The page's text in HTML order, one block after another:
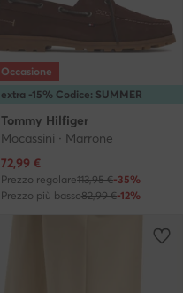
extra -15% Codice: SUMMER
Occasione
Tommy Hilfiger
Mocassini · Marrone
Prezzo attuale
72,99 €
Prezzo regolare113,95 €-35%
Prezzo più basso82,99 €-12%